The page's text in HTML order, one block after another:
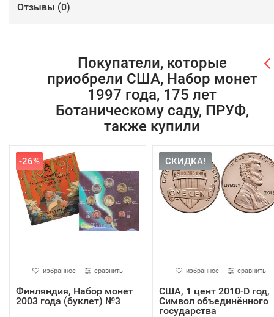
Отзывы (0)
Покупатели, которые
приобрели США, Набор монет
1997 года, 175 лет
Ботаническому саду, ПРУФ,
также купили
-26%
избранное сравнить
Финляндия, Набор монет
2003 года (буклет) №3
СКИДКА!
избранное сравнить
США, 1 цент 2010-D год,
Символ объединённого
государства